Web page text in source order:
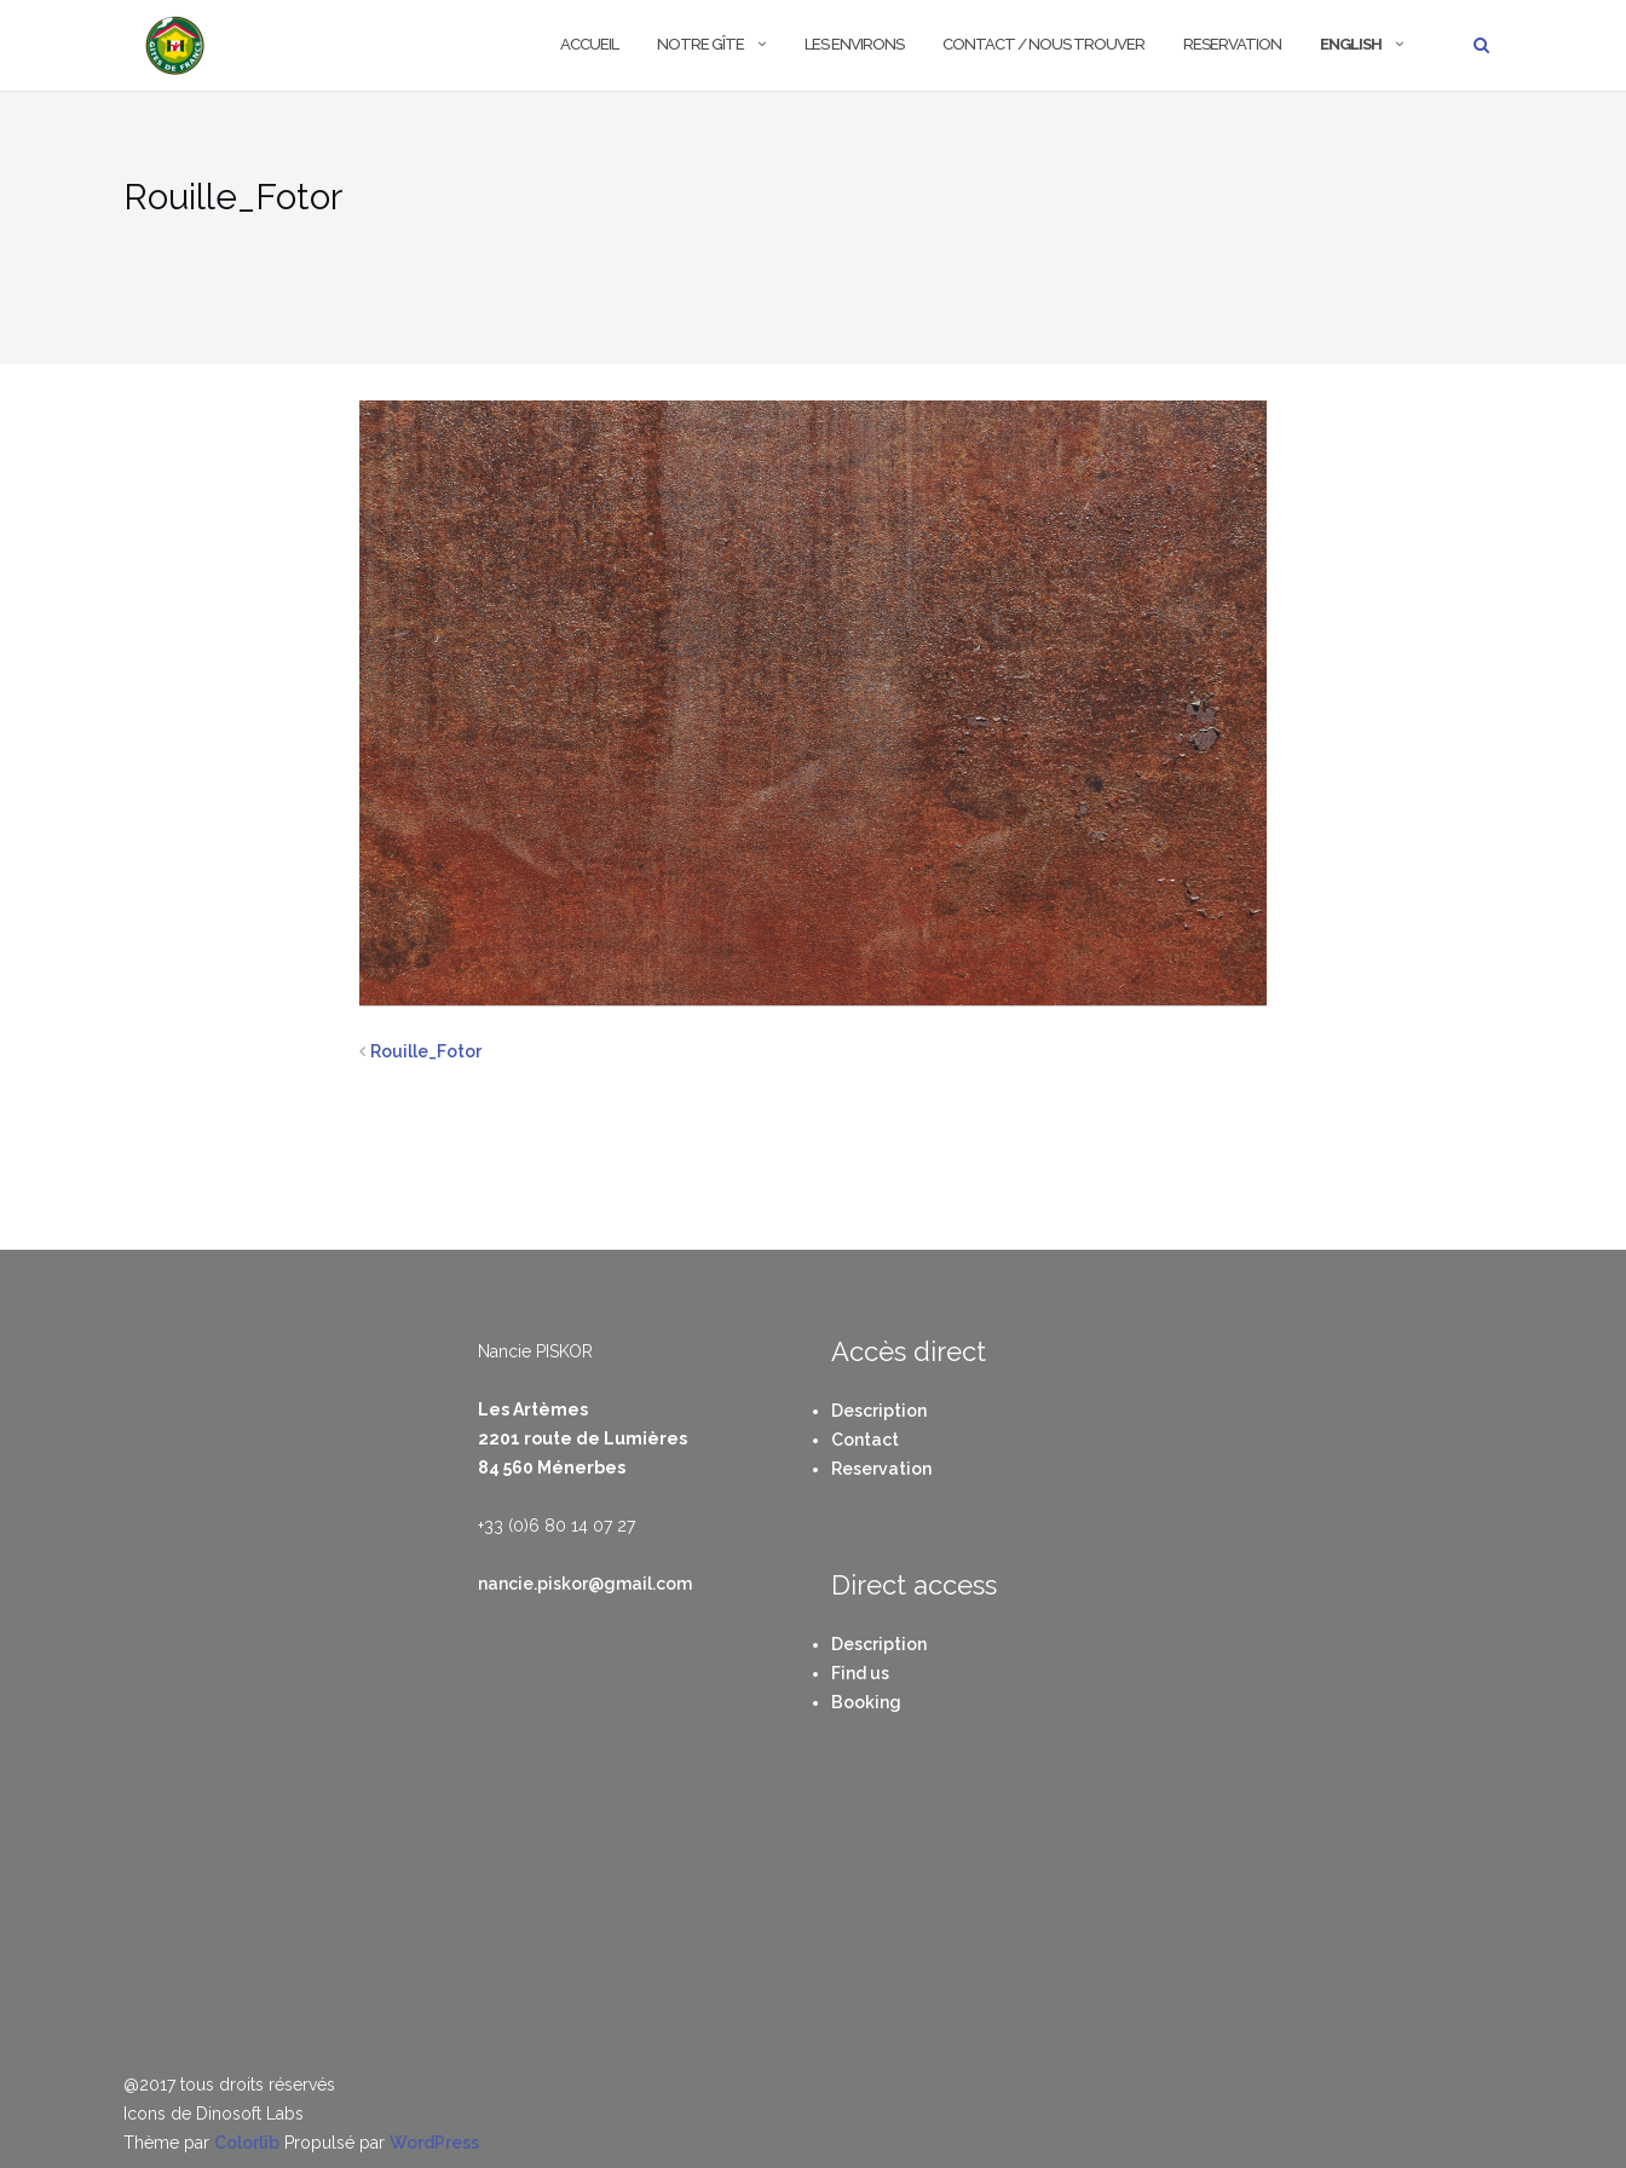
ACCUEIL NOTRE GÎTE LES ENVIRONS CONTACT / NOUS TROUVER RESERVATION ENGLISH
Rouille_Fotor
Rouille_Fotor
Nancie PISKOR
Les Artèmes
2201 route de Lumières
84 560 Ménerbes
+33 (0)6 80 14 07 27
nancie.piskor@gmail.com
Accès direct
Description
Contact
Reservation
Direct access
Description
Find us
Booking
@2017 tous droits réservés
Icons de Dinosoft Labs
Thème par Colorlib Propulsé par WordPress